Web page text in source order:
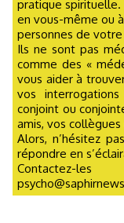
pratique spirituelle.
en vous-même ou
personnes de
Ils ne sont pas
comme des «
vous aider à
vos
conjoint ou
amis, vos
Alors, n’hésitez
répondre en
Contactez-